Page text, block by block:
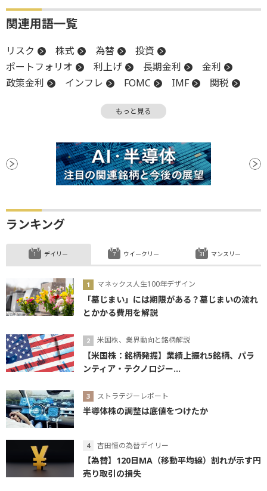
関連用語一覧
リスク 株式 為替
投資
ポートフォリオ
利上げ 長期金利
金利
政策金利
インフレ FOMC IMF
関税
もっと見る
ランキング
デイリー
マネックス人生100年デザイン
「墓じまい」には期限がある？墓じまいの流れ
とかかる費用を解説
米国株、業界動向と銘柄解説
【米国株：銘柄発掘】業績上振れ5銘柄、パラ
ンティア・テクノロジー...
ストラテジーレポート
半導体株の調整は底値をつけたか
吉田恒の為替デイリー
【為替】120日MA（移動平均線）割れが示す円
売り取引の損失
ウイークリー マンスリー